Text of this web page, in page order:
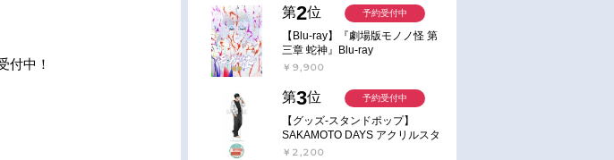
付中！
第2位
【Blu-ray】『劇場版モノノ怪 第
三章 蛇神』Blu-ray
￥9,900
予約受付中
第3位
【グッズ-スタンドポップ】
SAKAMOTO DAYS アクリルスタ
ンド～Sunny Afternoon～ 4.南雲
￥2,200
予約受付中